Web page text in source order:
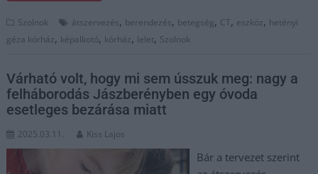
Szolnok átszervezés, berendezés, betegség, CT, eszköz, hetényi
géza kórház, képalkotó, kórház, lelet, Szolnok
Várható volt, hogy mi sem ússzuk meg: nagy a
felháborodás Jászberényben egy óvoda
esetleges bezárása miatt
2025.03.11. Kiss Lajos
Bár a tervezet szerint